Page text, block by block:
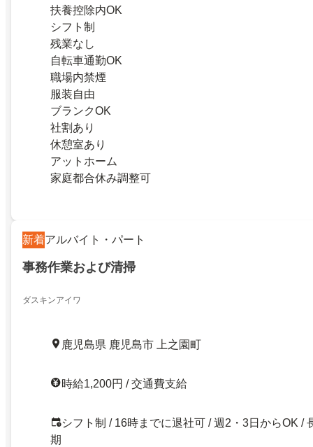
扶養控除内OK
シフト制
残業なし
自転車通勤OK
職場内禁煙
服装自由
ブランクOK
社割あり
休憩室あり
アットホーム
家庭都合休み調整可
新着アルバイト・パート
事務作業および清掃
ダスキンアイワ
鹿児島県 鹿児島市 上之園町
時給1,200円 / 交通費支給
シフト制 / 16時までに退社可 / 週2・3日からOK /
期